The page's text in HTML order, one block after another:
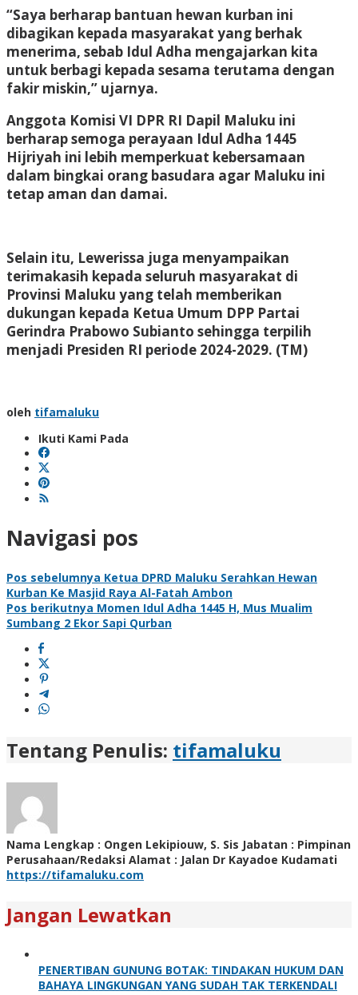
“Saya berharap bantuan hewan kurban ini
dibagikan kepada masyarakat yang berhak
menerima, sebab Idul Adha mengajarkan kita
untuk berbagi kepada sesama terutama dengan
fakir miskin,” ujarnya.
Anggota Komisi VI DPR RI Dapil Maluku ini
berharap semoga perayaan Idul Adha 1445
Hijriyah ini lebih memperkuat kebersamaan
dalam bingkai orang basudara agar Maluku ini
tetap aman dan damai.
Selain itu, Lewerissa juga menyampaikan
terimakasih kepada seluruh masyarakat di
Provinsi Maluku yang telah memberikan
dukungan kepada Ketua Umum DPP Partai
Gerindra Prabowo Subianto sehingga terpilih
menjadi Presiden RI periode 2024-2029. (TM)
oleh tifamaluku
Ikuti Kami Pada
Navigasi pos
Pos sebelumnya Ketua DPRD Maluku Serahkan Hewan
Kurban Ke Masjid Raya Al-Fatah Ambon
Pos berikutnya Momen Idul Adha 1445 H, Mus Mualim
Sumbang 2 Ekor Sapi Qurban
Tentang Penulis: tifamaluku
Nama Lengkap : Ongen Lekipiouw, S. Sis Jabatan : Pimpinan
Perusahaan/Redaksi Alamat : Jalan Dr Kayadoe Kudamati
https://tifamaluku.com
Jangan Lewatkan
PENERTIBAN GUNUNG BOTAK: TINDAKAN HUKUM DAN
BAHAYA LINGKUNGAN YANG SUDAH TAK TERKENDALI